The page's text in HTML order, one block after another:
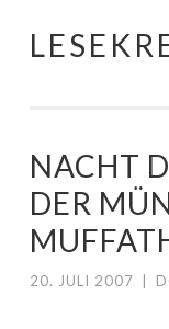
Springe
NACHT
DER
20. JULI 2007